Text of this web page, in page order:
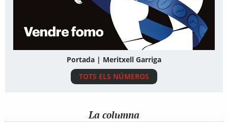
Portada | Meritxell Garriga
TOTS ELS NÚMEROS
La columna